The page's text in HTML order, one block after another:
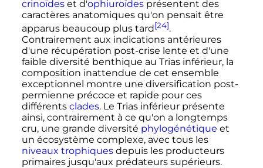
crinoïdeset d'ophiuroïdesprésentent des
caractères anatomiques qu'on pensait être
apparus beaucoup plus tard[24].
Contrairement aux indications antérieures
d'une récupération post-crise lente et d'une
faible diversité benthique au Trias inférieur, la
composition inattendue de cet ensemble
exceptionnel montre une diversification post-
permienne précoce et rapide pour ces
différents clades. Le Trias inférieur présente
ainsi, contrairement à ce qu'on a longtemps
cru, une grande diversité phylogénétique et
un écosystème complexe, avec tous les
niveaux trophiquesdepuis les producteurs
primaires jusqu'aux prédateurs supérieurs.